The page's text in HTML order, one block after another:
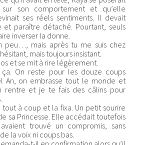
son comportement et qu’elle
ses réels sentiments. Il devait
et paraître détaché. Pourtant, seuls
inverser la donne.
peu…, mais après tu me suis chez
mais toujours insistant.
et se mit à rire légèrement.
On reste pour les douze coups
An, on embrasse tout le monde et
rentre et je te fais des câlins pour
tout à coup et la fixa. Un petit sourire
sa Princesse. Elle accédait toutefois
trouvé un compromis, sans
la voix ni coups bas.